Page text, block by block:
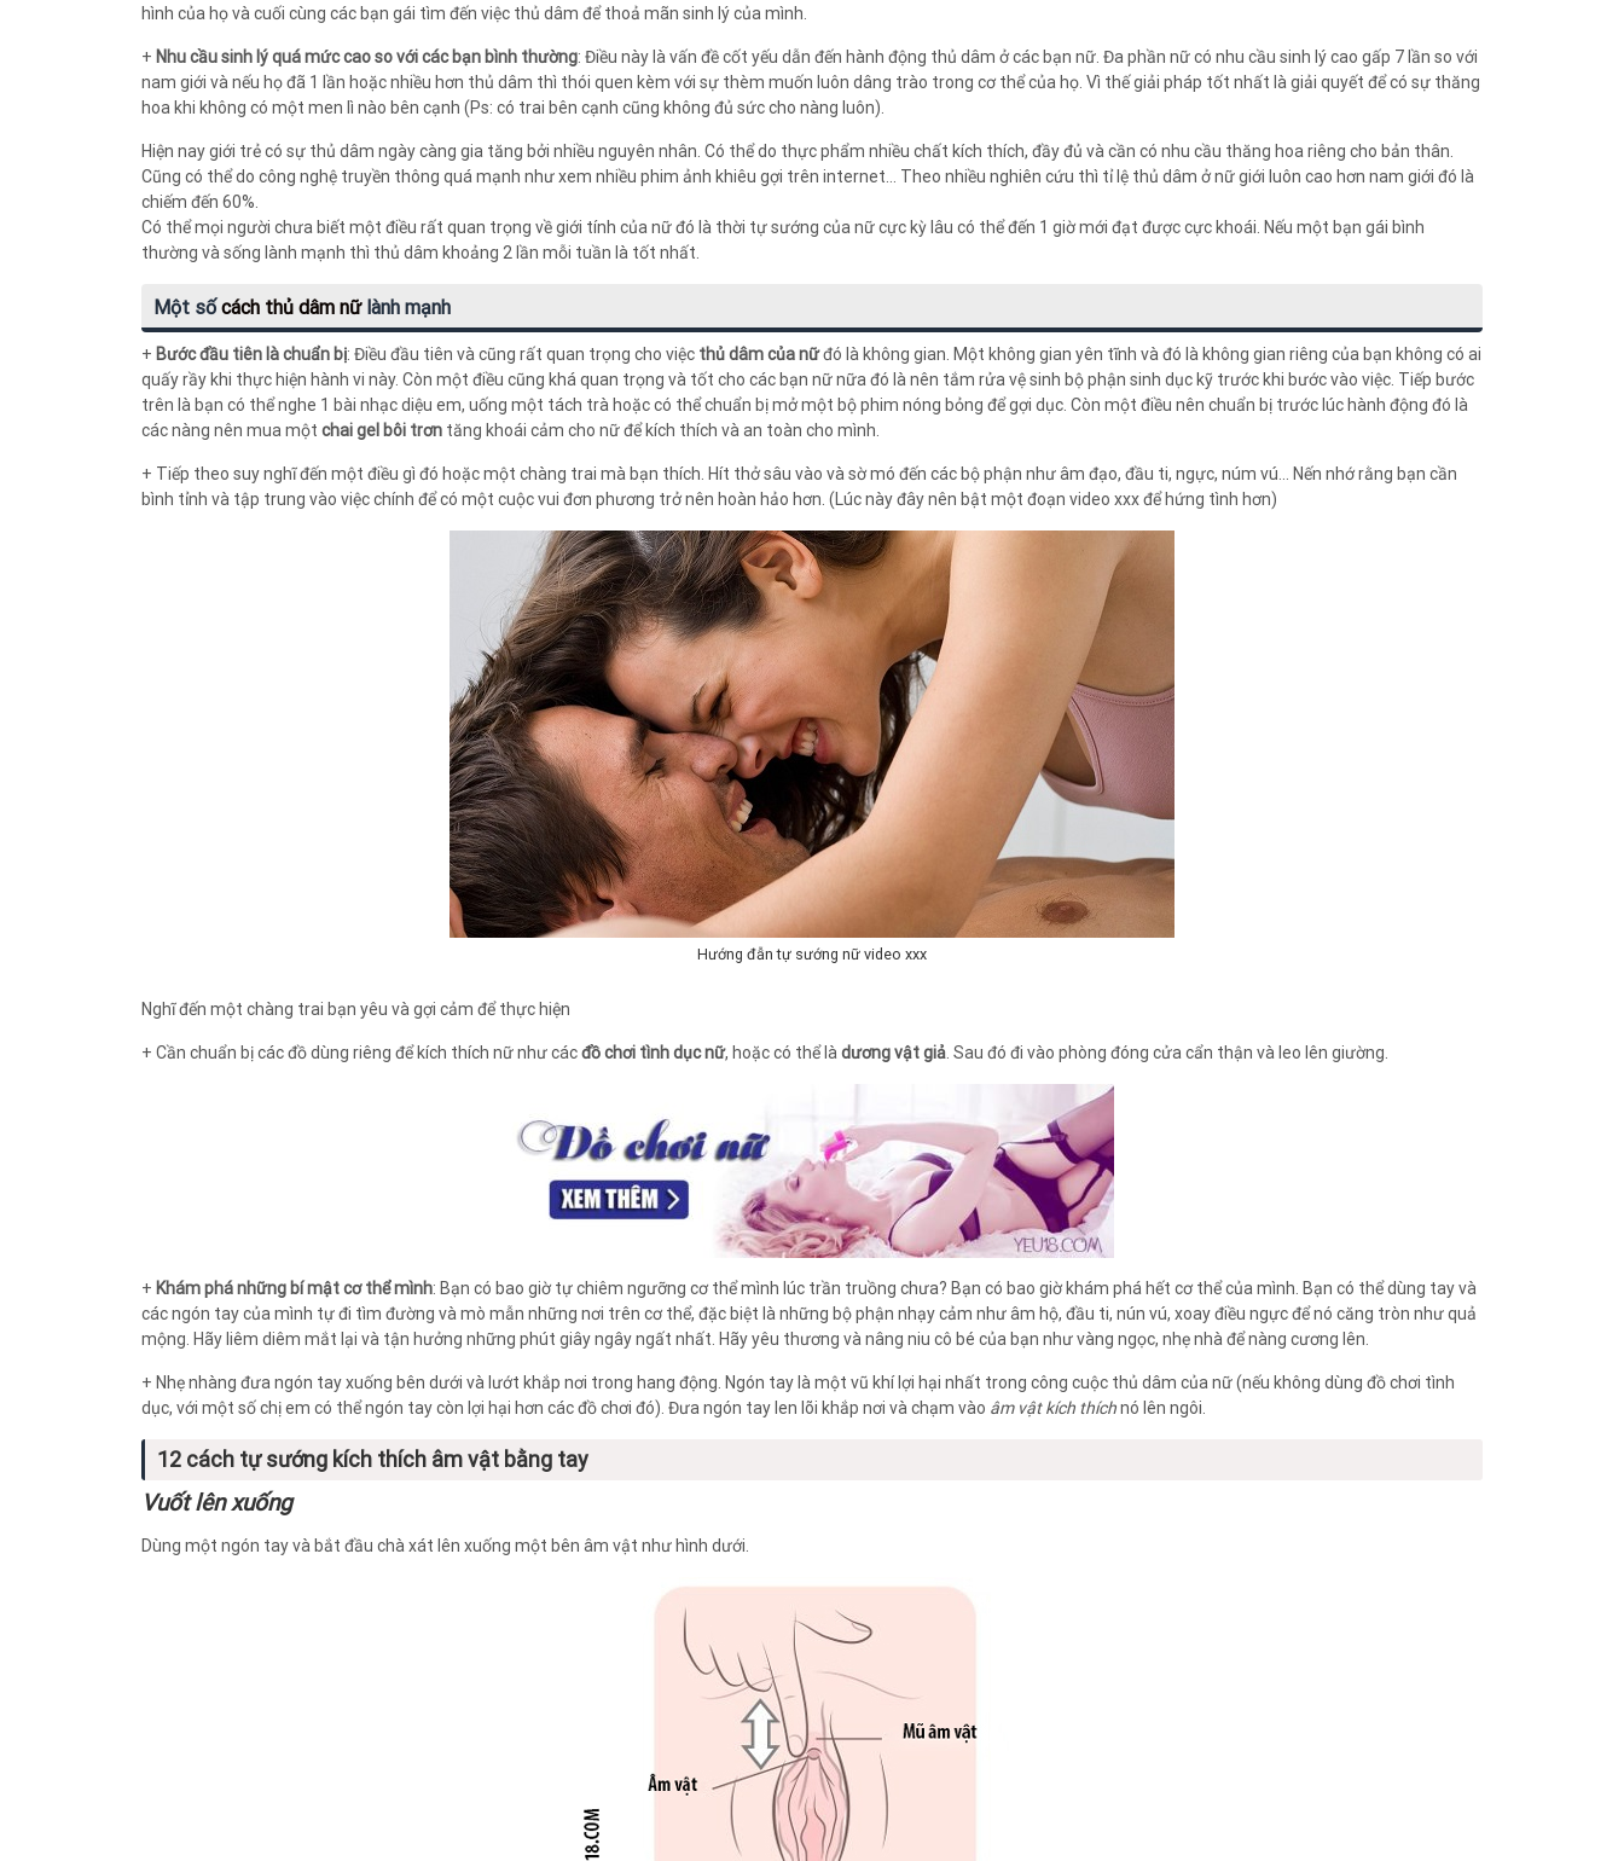
hình của họ và cuối cùng các bạn gái tìm đến việc thủ dâm để thoả mãn sinh lý của mình.
+ Nhu cầu sinh lý quá mức cao so với các bạn bình thường: Điều này là vấn đề cốt yếu dẫn đến hành động thủ dâm ở các bạn nữ. Đa phần nữ có nhu cầu sinh lý cao gấp 7 lần so với
nam giới và nếu họ đã 1 lần hoặc nhiều hơn thủ dâm thì thói quen kèm với sự thèm muốn luôn dâng trào trong cơ thể của họ. Vì thế giải pháp tốt nhất là giải quyết để có sự thăng
hoa khi không có một men lì nào bên cạnh (Ps: có trai bên cạnh cũng không đủ sức cho nàng luôn).
Hiện nay giới trẻ có sự thủ dâm ngày càng gia tăng bởi nhiều nguyên nhân. Có thể do thực phẩm nhiều chất kích thích, đầy đủ và cần có nhu cầu thăng hoa riêng cho bản thân.
Cũng có thể do công nghệ truyền thông quá mạnh như xem nhiều phim ảnh khiêu gợi trên internet… Theo nhiều nghiên cứu thì tỉ lệ thủ dâm ở nữ giới luôn cao hơn nam giới đó là
chiếm đến 60%.
Có thể mọi người chưa biết một điều rất quan trọng về giới tính của nữ đó là thời tự sướng của nữ cực kỳ lâu có thể đến 1 giờ mới đạt được cực khoái. Nếu một bạn gái bình
thường và sống lành mạnh thì thủ dâm khoảng 2 lần mỗi tuần là tốt nhất.
Một số cách thủ dâm nữlành mạnh
+ Bước đầu tiên là chuẩn bị: Điều đầu tiên và cũng rất quan trọng cho việc thủ dâm của nữđó là không gian. Một không gian yên tĩnh và đó là không gian riêng của bạn không có ai
quấy rầy khi thực hiện hành vi này. Còn một điều cũng khá quan trọng và tốt cho các bạn nữ nữa đó là nên tắm rửa vệ sinh bộ phận sinh dục kỹ trước khi bước vào việc. Tiếp bước
trên là bạn có thể nghe 1 bài nhạc diệu em, uống một tách trà hoặc có thể chuẩn bị mở một bộ phim nóng bỏng để gợi dục. Còn một điều nên chuẩn bị trước lúc hành động đó là
các nàng nên mua một chai gel bôi trơn tăng khoái cảm cho nữ để kích thích và an toàn cho mình.
+ Tiếp theo suy nghĩ đến một điều gì đó hoặc một chàng trai mà bạn thích. Hít thở sâu vào và sờ mó đến các bộ phận như âm đạo, đầu ti, ngực, núm vú… Nến nhớ rằng bạn cần
bình tỉnh và tập trung vào việc chính để có một cuộc vui đơn phương trở nên hoàn hảo hơn. (Lúc này đây nên bật một đoạn video xxx để hứng tình hơn)
Hướng đẫn tự sướng nữ video xxx
Nghĩ đến một chàng trai bạn yêu và gợi cảm để thực hiện
+ Cần chuẩn bị các đồ dùng riêng để kích thích nữ như cácđồ chơi tình dục nữ, hoặc có thể làdương vật giả. Sau đó đi vào phòng đóng cửa cẩn thận và leo lên giường.
+ Khám phá những bí mật cơ thể mình: Bạn có bao giờ tự chiêm ngưỡng cơ thể mình lúc trần truồng chưa? Bạn có bao giờ khám phá hết cơ thể của mình. Bạn có thể dùng tay và
các ngón tay của mình tự đi tìm đường và mò mẫn những nơi trên cơ thể, đặc biệt là những bộ phận nhạy cảm như âm hộ, đầu ti, nún vú, xoay điều ngực để nó căng tròn như quả
mộng. Hãy liêm diêm mắt lại và tận hưởng những phút giây ngây ngất nhất. Hãy yêu thương và nâng niu cô bé của bạn như vàng ngọc, nhẹ nhà để nàng cương lên.
+ Nhẹ nhàng đưa ngón tay xuống bên dưới và lướt khắp nơi trong hang động. Ngón tay là một vũ khí lợi hại nhất trong công cuộc thủ dâm của nữ (nếu không dùng đồ chơi tình
dục, với một số chị em có thể ngón tay còn lợi hại hơn các đồ chơi đó). Đưa ngón tay len lõi khắp nơi và chạm vào âm vật kích thíchnó lên ngôi.
12 cách tự sướng kích thích âm vật bằng tay
Vuốt lên xuống
Dùng một ngón tay và bắt đầu chà xát lên xuống một bên âm vật như hình dưới.